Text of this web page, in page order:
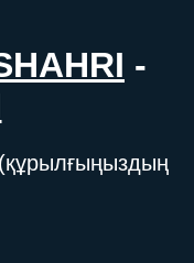
-
(құрылғыңыздың